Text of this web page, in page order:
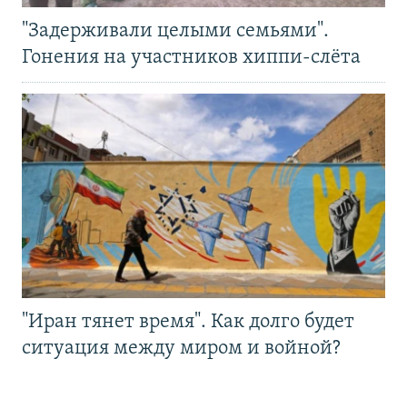
"Задерживали целыми семьями".
Гонения на участников хиппи-слёта
"Иран тянет время". Как долго будет
ситуация между миром и войной?